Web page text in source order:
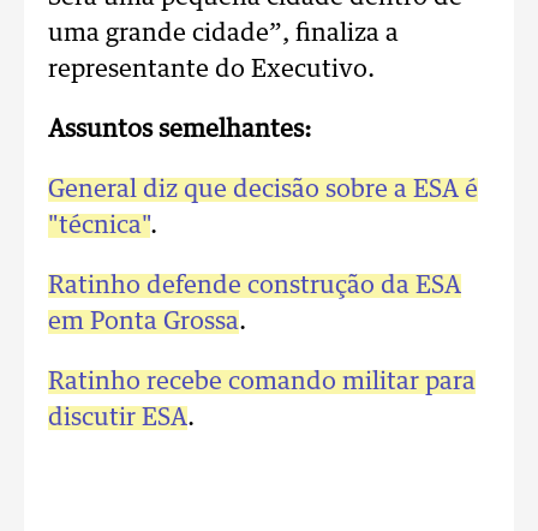
uma grande cidade”, finaliza a
representante do Executivo.
Assuntos semelhantes:
General diz que decisão sobre a ESA é
"técnica".
Ratinho defende construção da ESA
em Ponta Grossa.
Ratinho recebe comando militar para
discutir ESA.